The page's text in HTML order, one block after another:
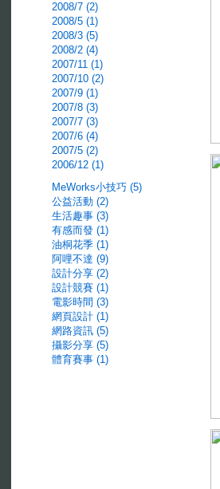
2008/7 (2)
2008/5 (1)
2008/3 (5)
2008/2 (4)
2007/11 (1)
2007/10 (2)
2007/9 (1)
2007/8 (3)
2007/7 (3)
2007/6 (4)
2007/5 (2)
2006/12 (1)
MeWorks小技巧 (5)
公益活動 (2)
生活趣事 (3)
有感而發 (1)
油桐花季 (1)
阿哩不達 (9)
設計分享 (2)
設計競賽 (1)
電影時間 (3)
網頁設計 (1)
網路資訊 (5)
攝影分享 (5)
體育賽事 (1)